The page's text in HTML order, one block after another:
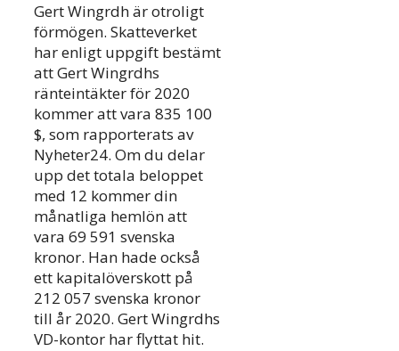
Gert Wingrdh är otroligt
förmögen. Skatteverket
har enligt uppgift bestämt
att Gert Wingrdhs
ränteintäkter för 2020
kommer att vara 835 100
$, som rapporterats av
Nyheter24. Om du delar
upp det totala beloppet
med 12 kommer din
månatliga hemlön att
vara 69 591 svenska
kronor. Han hade också
ett kapitalöverskott på
212 057 svenska kronor
till år 2020. Gert Wingrdhs
VD-kontor har flyttat hit.